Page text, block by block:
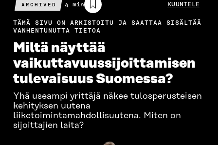
ARCHIVED
Arvioitu
lukuaika
4 min KUUNTELE
TÄMÄ SIVU ON ARKISTOITU JA SAATTAA SISÄLTÄÄ
VANHENTUNUTTA TIETOA
Miltä näyttää
vaikuttavuussijoittamisen
tulevaisuus Suomessa?
Yhä useampi yrittäjä näkee tulosperusteisen
kehityksen uutena
liiketoimintamahdollisuutena. Miten on
sijoittajien laita?